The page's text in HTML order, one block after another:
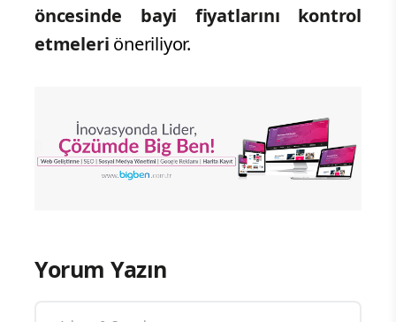
öncesinde bayi fiyatlarını kontrol
etmeleri öneriliyor.
Yorum Yazın